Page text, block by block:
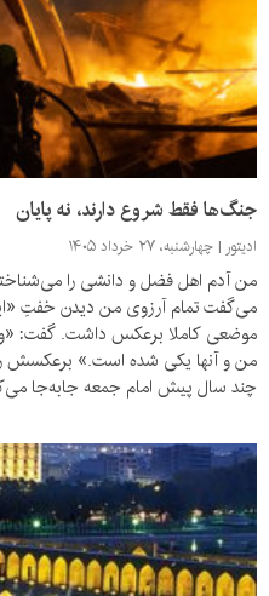
جنگ‌ها فقط شروع دارند، نه پایان
ادیتور چهارشنبه، ۲۷ خرداد ۱۴۰۵
می‌گفت تمام آرزوی من دیدن خفتِ
موضعی کاملا برعکس داشت. گفت:
من و آنها یکی شده است.» برعکسش
چند سال پیش امام جمعه جابه‌جا